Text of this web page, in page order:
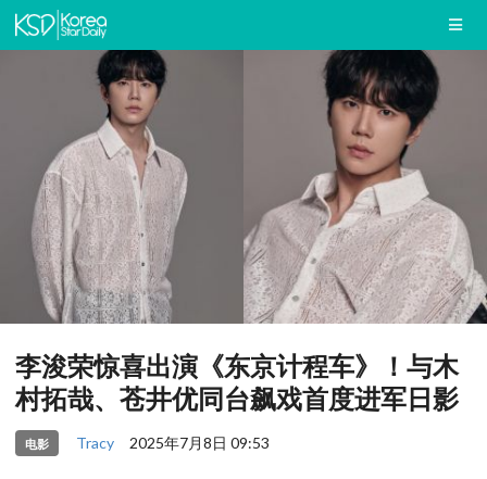
李浚荣惊喜出演《东京计程车》！与木
村拓哉、苍井优同台飙戏首度进军日影
电影 Tracy 2025年7月8日 09:53